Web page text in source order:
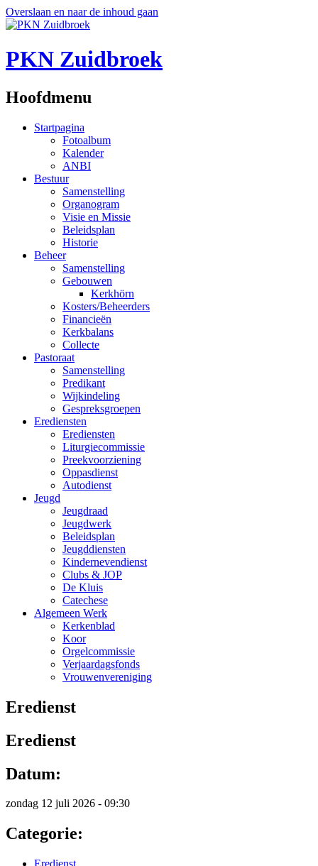
Overslaan en naar de inhoud gaan
PKN Zuidbroek
Hoofdmenu
Startpagina
Fotoalbum
Kalender
ANBI
Bestuur
Samenstelling
Organogram
Visie en Missie
Beleidsplan
Historie
Beheer
Samenstelling
Gebouwen
Kerkhörn
Kosters/Beheerders
Financieën
Kerkbalans
Collecte
Pastoraat
Samenstelling
Predikant
Wijkindeling
Gespreksgroepen
Erediensten
Erediensten
Liturgiecommissie
Preekvoorziening
Oppasdienst
Autodienst
Jeugd
Jeugdraad
Jeugdwerk
Beleidsplan
Jeugddiensten
Kindernevendienst
Clubs & JOP
De Kluis
Catechese
Algemeen Werk
Kerkenblad
Koor
Orgelcommissie
Verjaardagsfonds
Vrouwenvereniging
Eredienst
Eredienst
Datum:
zondag 12 juli 2026 - 09:30
Categorie: